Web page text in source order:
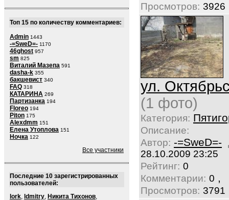
Топ 15 по количеству комментариев:
Admin 1443
-=SweD=- 1170
46ghost 957
sm 825
Виталий Мазепа 591
dasha-k 355
бакшевист 340
FAQ 318
КАТАРИНА 269
Партизанка 194
Floreo 194
Piton 175
Alexdmm 151
Елена Утоплова 151
Ночка 122
Все участники
Последние 10 зарегистрированных
пользователей:
lork, ldmitry, Никита Тихонов,
Просмотров: 3926
ул.
(1 фото)
Категория:
Описание:
Автор: -=SweD=-
28.10.2009 23:25
Рейтинг: 0
Комментарии: 0 ,
Просмотров: 3791